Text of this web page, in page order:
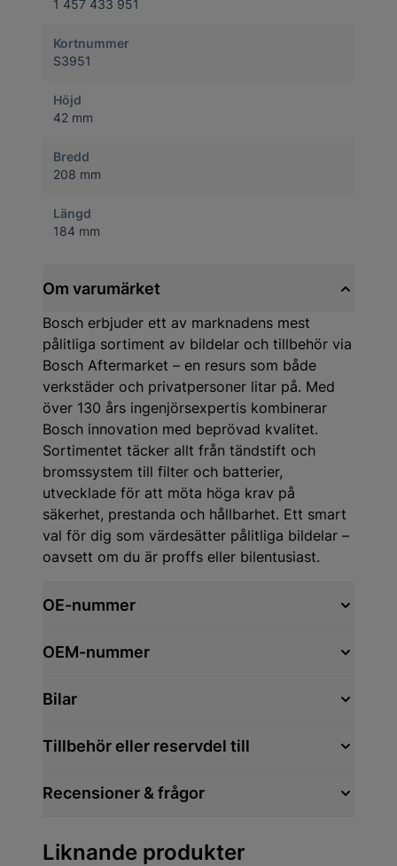
1 457 433 951
Kortnummer
S3951
Höjd
42 mm
Bredd
208 mm
Längd
184 mm
Om varumärket
Bosch erbjuder ett av marknadens mest
pålitliga sortiment av bildelar och tillbehör via
Bosch Aftermarket – en resurs som både
verkstäder och privatpersoner litar på. Med
över 130 års ingenjörsexpertis kombinerar
Bosch innovation med beprövad kvalitet.
Sortimentet täcker allt från tändstift och
bromssystem till filter och batterier,
utvecklade för att möta höga krav på
säkerhet, prestanda och hållbarhet. Ett smart
val för dig som värdesätter pålitliga bildelar –
oavsett om du är proffs eller bilentusiast.
OE-nummer
OEM-nummer
Bilar
Tillbehör eller reservdel till
Recensioner & frågor
Liknande produkter